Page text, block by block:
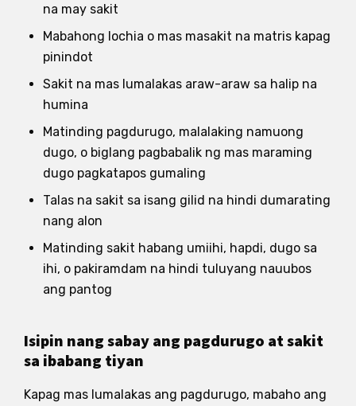
na may sakit
Mabahong lochia o mas masakit na matris kapag
pinindot
Sakit na mas lumalakas araw-araw sa halip na
humina
Matinding pagdurugo, malalaking namuong
dugo, o biglang pagbabalik ng mas maraming
dugo pagkatapos gumaling
Talas na sakit sa isang gilid na hindi dumarating
nang alon
Matinding sakit habang umiihi, hapdi, dugo sa
ihi, o pakiramdam na hindi tuluyang nauubos
ang pantog
Isipin nang sabay ang pagdurugo at sakit
sa ibabang tiyan
Kapag mas lumalakas ang pagdurugo, mabaho ang